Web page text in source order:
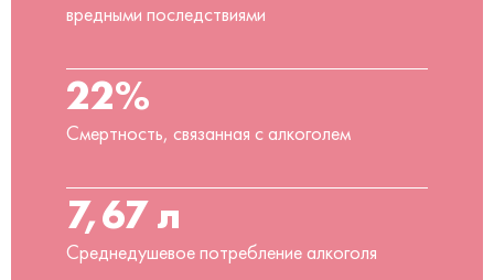
вредными последствиями
22%
Смертность, связанная с алкоголем
7,67 л
Среднедушевое потребление алкоголя